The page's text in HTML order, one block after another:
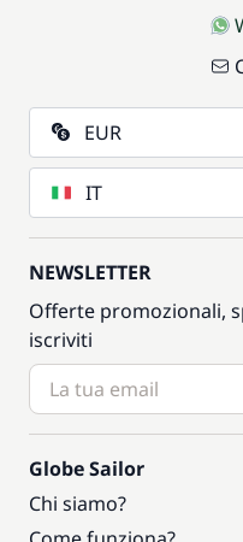
EUR
IT
NEWSLETTER
Offerte promozionali,
iscriviti
Globe Sailor
Chi siamo?